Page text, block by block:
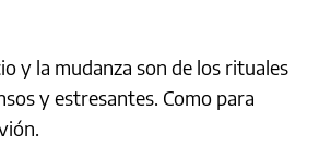
y la mudanza son de los rituales
y estresantes. Como para